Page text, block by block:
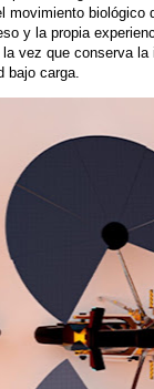
biológico
y la propia
vez que conserva
bajo carga.